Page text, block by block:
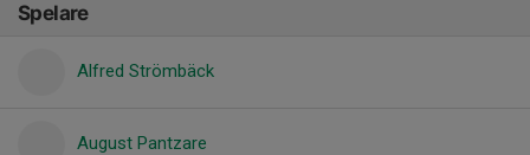
Spelare
Alfred Strömbäck
August Pantzare